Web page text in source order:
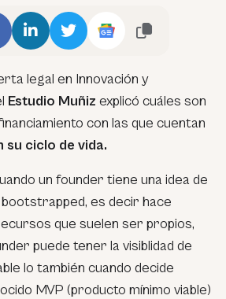
legal en Innovación y
Estudio Muñiz explicó cuáles son
con las que cuentan
ciclo de vida.
un founder tiene una idea de
es decir hace
que suelen ser propios,
puede tener la visiblidad de
lo también cuando decide
MVP (producto mínimo viable)